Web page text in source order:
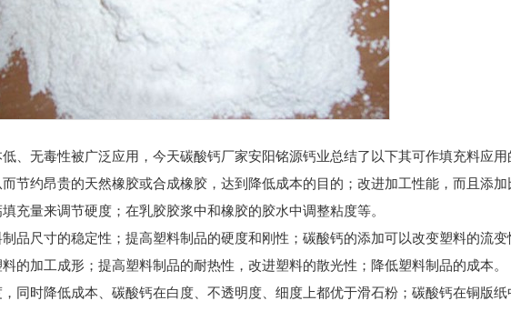
、无毒性被广泛应用，今天碳酸钙厂家安阳铭源钙业总结了以下其可作填充料应用
节约昂贵的天然橡胶或合成橡胶，达到降低成本的目的；改进加工性能，而且添
充量来调节硬度；在乳胶胶浆中和橡胶的胶水中调整粘度等。
品尺寸的稳定性；提高塑料制品的硬度和刚性；碳酸钙的添加可以改变塑料的流
的加工成形；提高塑料制品的耐热性，改进塑料的散光性；降低塑料制品的成本。
同时降低成本、碳酸钙在白度、不透明度、细度上都优于滑石粉；碳酸钙在铜版